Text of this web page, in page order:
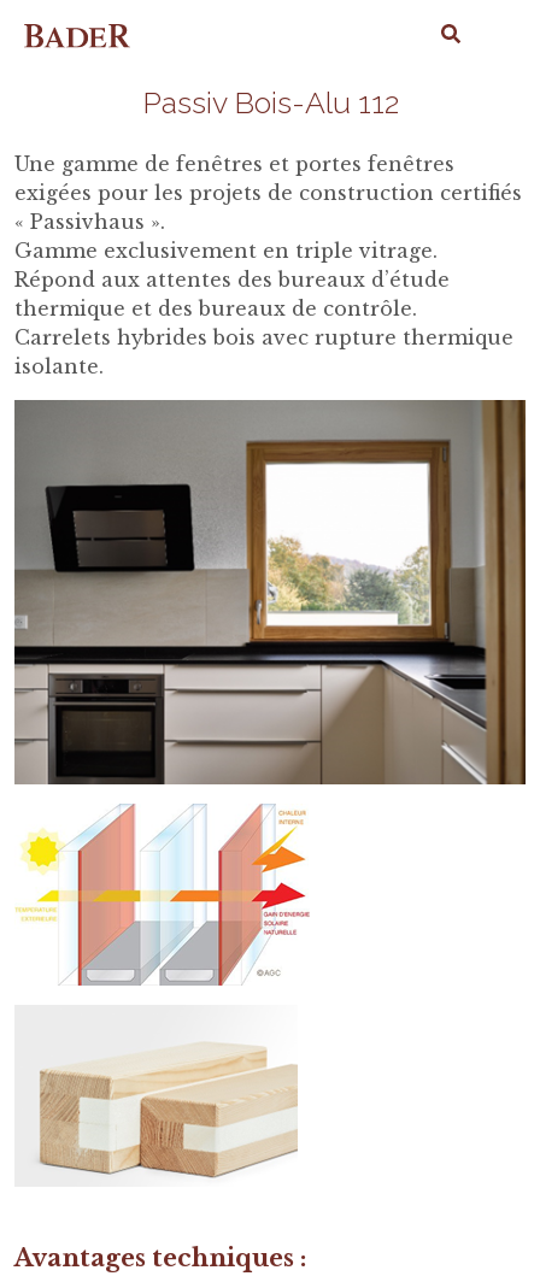
Passiv Bois-Alu 112
Une gamme de fenêtres et portes fenêtres
exigées pour les projets de construction certifiés
« Passivhaus ».
Gamme exclusivement en triple vitrage.
Répond aux attentes des bureaux d’étude
thermique et des bureaux de contrôle.
Carrelets hybrides bois avec rupture thermique
isolante.
Avantages techniques :